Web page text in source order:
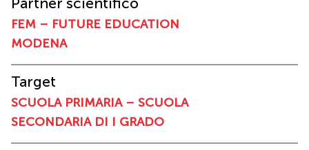
FEM – FUTURE EDUCATION
MODENA
Target
SCUOLA PRIMARIA – SCUOLA
SECONDARIA DI I GRADO